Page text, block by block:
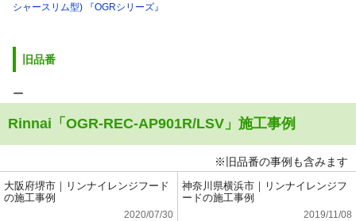
シャースリム型) 『OGRシリーズ』
旧品番
ー
Rinnai「OGR-REC-AP901R/LSV」施工事例
※旧品番の事例も含みます
大阪府堺市｜リンナイレンジフード
の施工事例
2020/07/30
神奈川県横浜市｜リンナイレンジフ
ードの施工事例
2019/11/08